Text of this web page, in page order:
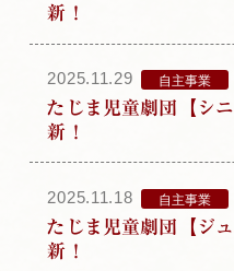
新！
2025.11.29 自主事業
たじま児童劇団【シニアクラス】活動報告更
新！
2025.11.18 自主事業
たじま児童劇団【ジュニアクラス】活動報告更
新！